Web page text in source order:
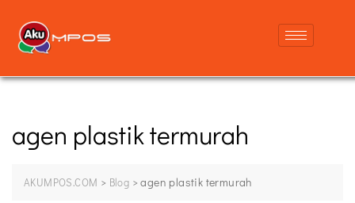
agen plastik termurah
AKUMPOS.COM > Blog >agen plastik termurah